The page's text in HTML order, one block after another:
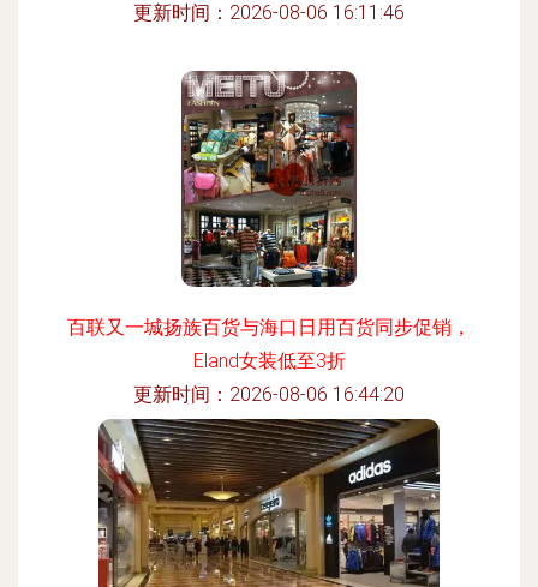
更新时间：2026-08-06 16:11:46
百联又一城扬族百货与海口日用百货同步促销，
Eland女装低至3折
更新时间：2026-08-06 16:44:20